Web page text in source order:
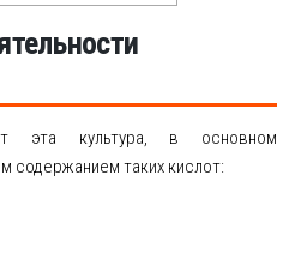
эта культура, в основном
содержанием таких кислот: